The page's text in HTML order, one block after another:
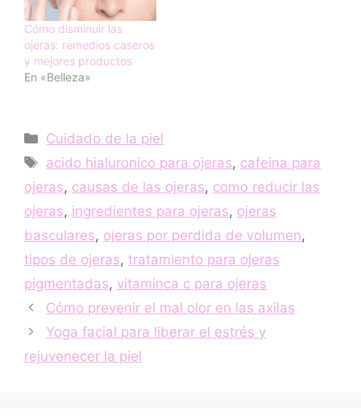
Cómo disminuir las
ojeras: remedios caseros
y mejores productos
En «Belleza»
Categorías
Cuidado de la piel
Etiquetas
acido hialuronico para ojeras, cafeina para
ojeras, causas de las ojeras, como reducir las
ojeras, ingredientes para ojeras, ojeras
basculares, ojeras por perdida de volumen,
tipos de ojeras, tratamiento para ojeras
pigmentadas, vitaminca c para ojeras
Cómo prevenir el mal olor en las axilas
Yoga facial para liberar el estrés y
rejuvenecer la piel